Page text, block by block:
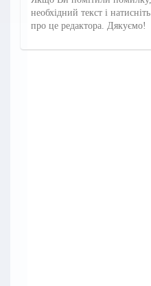
необхідний текст і
про це редактора. Дякуємо!